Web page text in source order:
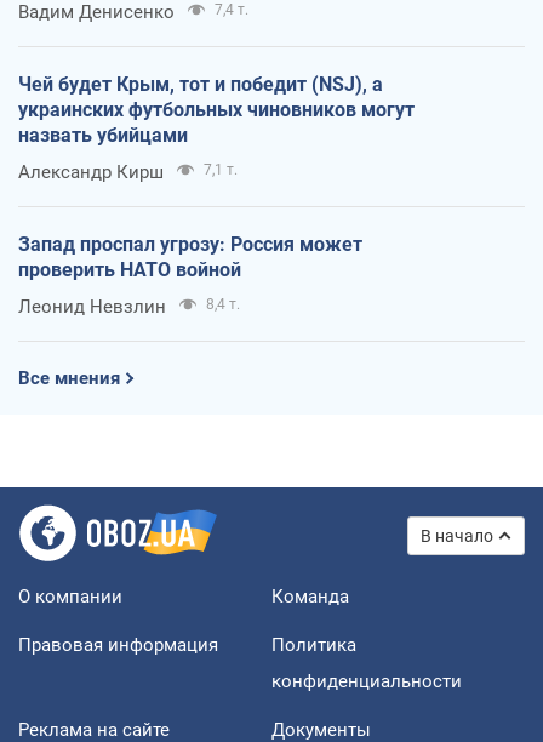
Вадим Денисенко 7,4 т.
Чей будет Крым, тот и победит (NSJ), а
украинских футбольных чиновников могут
назвать убийцами
Александр Кирш 7,1 т.
Запад проспал угрозу: Россия может
проверить НАТО войной
Леонид Невзлин 8,4 т.
Все мнения
В начало
О компании Команда
Правовая информация
Политика
конфиденциальности
Реклама на сайте Документы